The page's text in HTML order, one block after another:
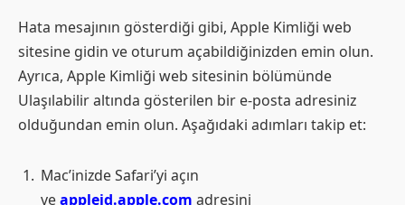
Hata mesajının gösterdiği gibi, Apple Kimliği web
sitesine gidin ve oturum açabildiğinizden emin olun.
Ayrıca, Apple Kimliği web sitesinin bölümünde
Ulaşılabilir altında gösterilen bir e-posta adresiniz
olduğundan emin olun. Aşağıdaki adımları takip et:
Mac’inizde Safari’yi açın
veappleid.apple.com adresini